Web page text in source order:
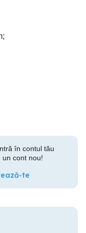
în contul tău
un cont nou!
te